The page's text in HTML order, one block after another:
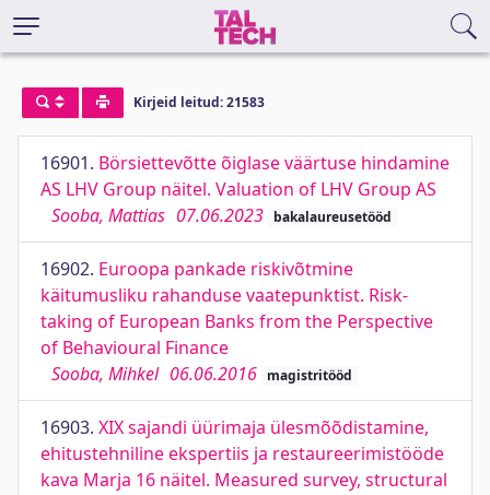
Kirjeid leitud: 21583
16901. Börsiettevõtte õiglase väärtuse hindamine
AS LHV Group näitel. Valuation of LHV Group AS
Sooba, Mattias 07.06.2023 bakalaureusetööd
16902. Euroopa pankade riskivõtmine
käitumusliku rahanduse vaatepunktist. Risk-
taking of European Banks from the Perspective
of Behavioural Finance
Sooba, Mihkel 06.06.2016 magistritööd
16903. XIX sajandi üürimaja ülesmõõdistamine,
ehitustehniline ekspertiis ja restaureerimistööde
kava Marja 16 näitel. Measured survey, structural